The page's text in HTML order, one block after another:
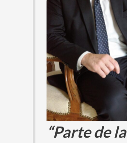
“Parte de la